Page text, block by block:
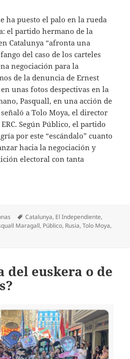
ha puesto el palo en la rueda
el partido hermano de la
Catalunya “afronta una
del caso de los carteles
negociación para la
de la denuncia de Ernest
unas fotos despectivas en la
Pasquall, en una acción de
a Tolo Moya, el director
Según Público, el partido
por este “escándalo” cuanto
hacia la negociación y
electoral con tanta
Etiquetas
Catalunya, El Independiente,
Maragall, Público, Rusia,Tolo Moya,
del euskera o de